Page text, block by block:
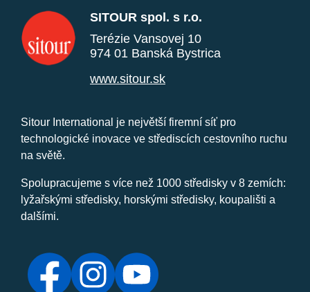
SITOUR spol. s r.o.
Terézie Vansovej 10
974 01 Banská Bystrica
www.sitour.sk
Sitour International je největší firemní síť pro
technologické inovace ve střediscích cestovního ruchu
na světě.
Spolupracujeme s více než 1000 středisky v 8 zemích:
lyžařskými středisky, horskými středisky, koupališti a
dalšími.